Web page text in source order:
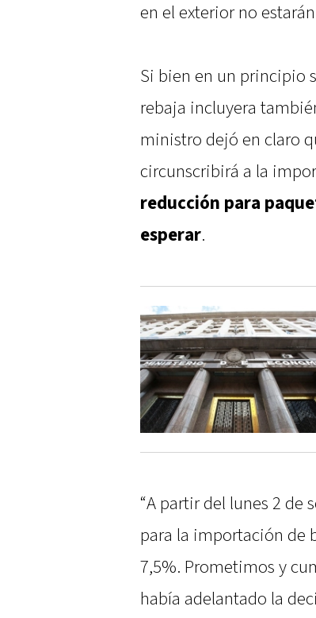
en el exterior no
Si bien en un principio
rebaja incluyera
ministro dejó en claro
circunscribirá a la
reducción para
esperar.
“A partir del lunes 2 de
para la importación de
7,5%. Prometimos y
había adelantado la